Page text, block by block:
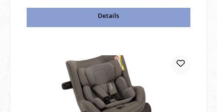
Details